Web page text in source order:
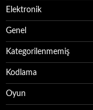
Elektronik
Genel
Kategorilenmemiş
Kodlama
Oyun